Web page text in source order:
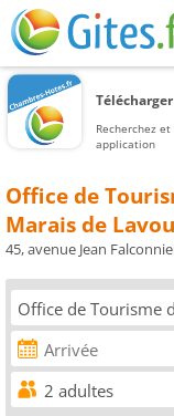
Recherchez
application
Office de
Marais de
45, avenue Jean